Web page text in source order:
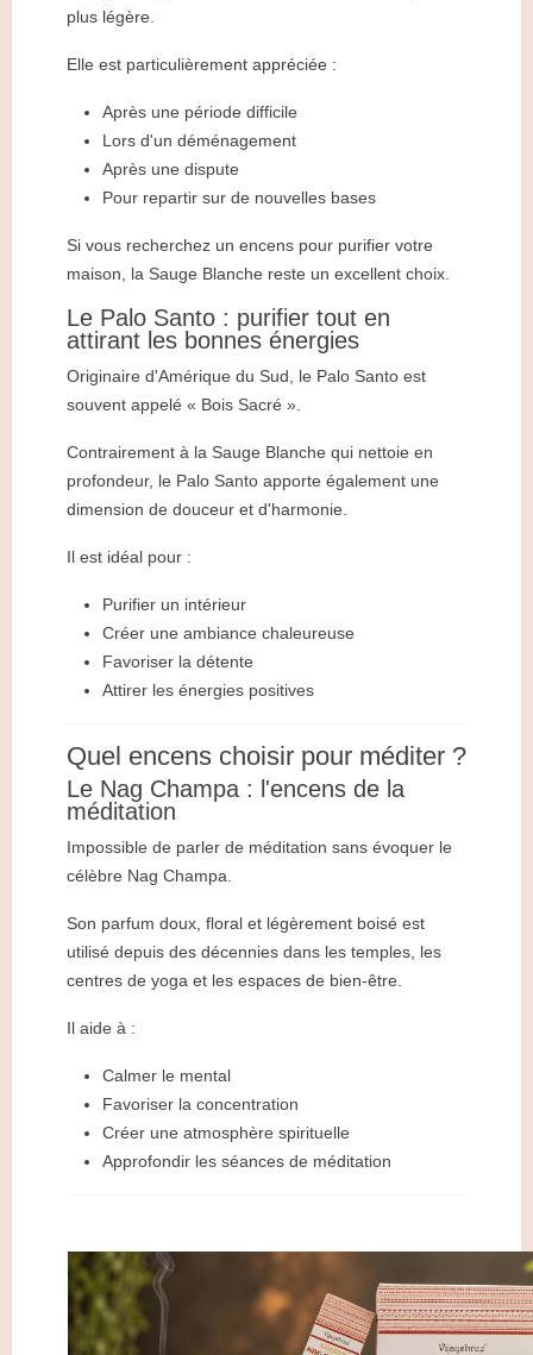
plus légère.
Elle est particulièrement appréciée :
Après une période difficile
Lors d'un déménagement
Après une dispute
Pour repartir sur de nouvelles bases
Si vous recherchez un encens pour purifier votre
maison, la Sauge Blanche reste un excellent choix.
Le Palo Santo : purifier tout en
attirant les bonnes énergies
Originaire d'Amérique du Sud, le Palo Santo est
souvent appelé « Bois Sacré ».
Contrairement à la Sauge Blanche qui nettoie en
profondeur, le Palo Santo apporte également une
dimension de douceur et d'harmonie.
Il est idéal pour :
Purifier un intérieur
Créer une ambiance chaleureuse
Favoriser la détente
Attirer les énergies positives
Quel encens choisir pour méditer ?
Le Nag Champa : l'encens de la
méditation
Impossible de parler de méditation sans évoquer le
célèbre Nag Champa.
Son parfum doux, floral et légèrement boisé est
utilisé depuis des décennies dans les temples, les
centres de yoga et les espaces de bien-être.
Il aide à :
Calmer le mental
Favoriser la concentration
Créer une atmosphère spirituelle
Approfondir les séances de méditation